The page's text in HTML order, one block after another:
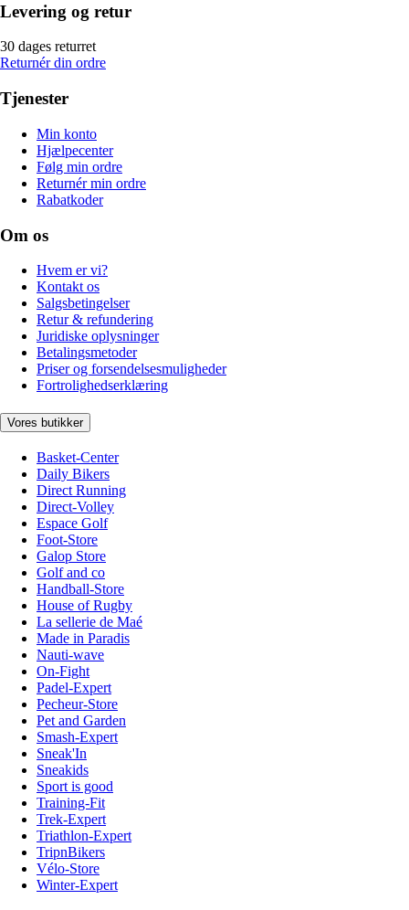
Levering og retur
30 dages returret
Returnér din ordre
Tjenester
Min konto
Hjælpecenter
Følg min ordre
Returnér min ordre
Rabatkoder
Om os
Hvem er vi?
Kontakt os
Salgsbetingelser
Retur & refundering
Juridiske oplysninger
Betalingsmetoder
Priser og forsendelsesmuligheder
Fortrolighedserklæring
Vores butikker
Basket-Center
Daily Bikers
Direct Running
Direct-Volley
Espace Golf
Foot-Store
Galop Store
Golf and co
Handball-Store
House of Rugby
La sellerie de Maé
Made in Paradis
Nauti-wave
On-Fight
Padel-Expert
Pecheur-Store
Pet and Garden
Smash-Expert
Sneak'In
Sneakids
Sport is good
Training-Fit
Trek-Expert
Triathlon-Expert
TripnBikers
Vélo-Store
Winter-Expert